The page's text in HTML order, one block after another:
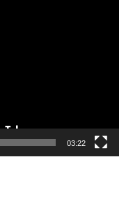
03:22